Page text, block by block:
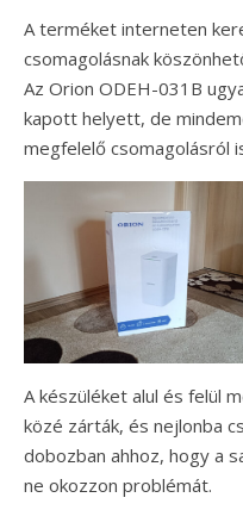
A terméket interneten
csomagolásnak
Az Orion ODEH-031B
kapott helyett, de
megfelelő csomagolásról
A készüléket alul és felül
közé zárták, és nejlonba
dobozban ahhoz, hogy a
ne okozzon problémát.